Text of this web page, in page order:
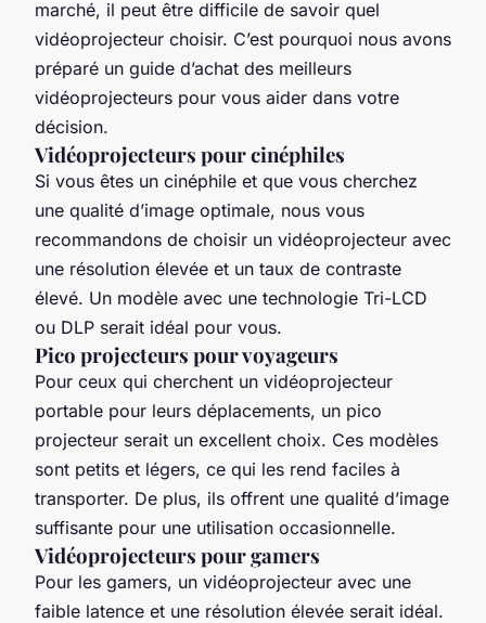
marché, il peut être difficile de savoir quel
vidéoprojecteur choisir. C’est pourquoi nous avons
préparé un guide d’achat des meilleurs
vidéoprojecteurs pour vous aider dans votre
décision.
Vidéoprojecteurs pour cinéphiles
Si vous êtes un cinéphile et que vous cherchez
une qualité d’image optimale, nous vous
recommandons de choisir un vidéoprojecteur avec
une résolution élevée et un taux de contraste
élevé. Un modèle avec une technologie Tri-LCD
ou DLP serait idéal pour vous.
Pico projecteurs pour voyageurs
Pour ceux qui cherchent un vidéoprojecteur
portable pour leurs déplacements, un pico
projecteur serait un excellent choix. Ces modèles
sont petits et légers, ce qui les rend faciles à
transporter. De plus, ils offrent une qualité d’image
suffisante pour une utilisation occasionnelle.
Vidéoprojecteurs pour gamers
Pour les gamers, un vidéoprojecteur avec une
faible latence et une résolution élevée serait idéal.